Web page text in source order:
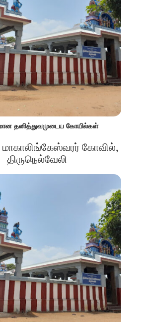
தனித்துவமுடைய கோயில்கள்
மாகாலிங்கேஸ்வரர் கோவில்,
திருநெல்வேலி